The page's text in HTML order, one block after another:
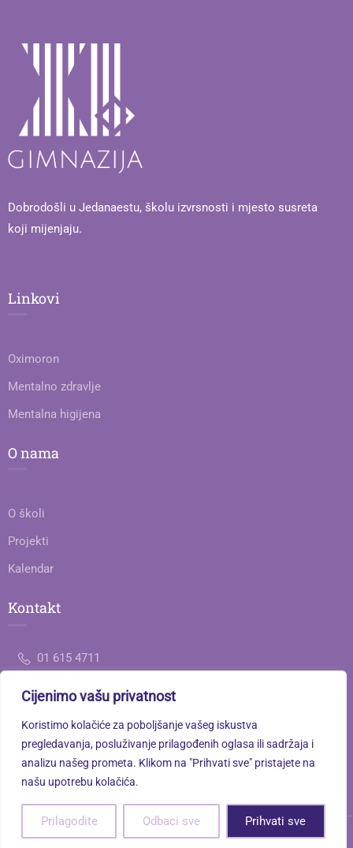
Cijenimo vašu privatnost
Koristimo kolačiće za poboljšanje vašeg iskustva
pregledavanja, posluživanje prilagođenih oglasa ili sadržaja i
analizu našeg prometa. Klikom na "Prihvati sve" pristajete na
našu upotrebu kolačića.
Prilagodite Odbaci sve Prihvati sve
Dobrodošli u Jedanaestu, školu izvrsnosti i mjesto susreta
koji mijenjaju.
Linkovi
Oximoron
Mentalno zdravlje
Mentalna higijena
O nama
O školi
Projekti
Kalendar
Kontakt
01 615 4711
ured@gimnazija-jedanaesta-zg.skole.hr
Savska cesta 77, 10000 Zagreb